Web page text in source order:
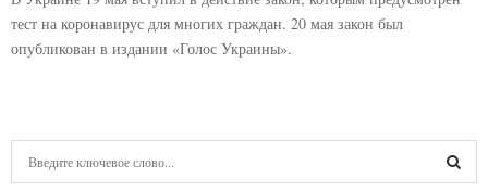
тест на коронавирус для многих граждан. 20 мая закон был
опубликован в издании «Голос Украины».